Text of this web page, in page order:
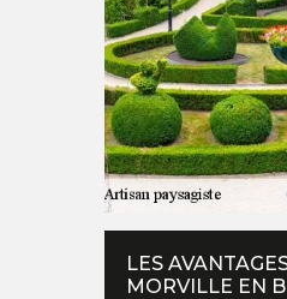
LES
MORVILLE EN